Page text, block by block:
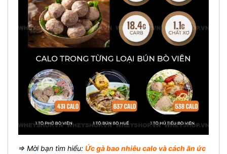
⇒ Mời bạn tìm hiểu: Ức gà bao nhiêu calo và cách ăn ức